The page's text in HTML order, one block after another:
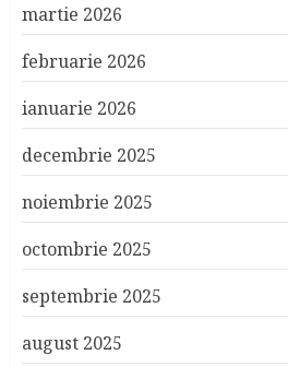
martie 2026
februarie 2026
ianuarie 2026
decembrie 2025
noiembrie 2025
octombrie 2025
septembrie 2025
august 2025